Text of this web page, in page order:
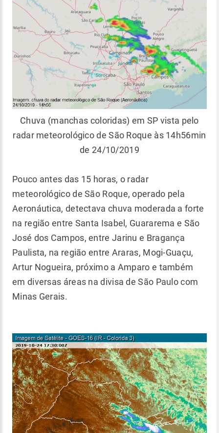
Chuva (manchas coloridas) em SP vista pelo
radar meteorológico de São Roque às 14h56min
de 24/10/2019
Pouco antes das 15 horas, o radar
meteorológico de São Roque, operado pela
Aeronáutica, detectava chuva moderada a forte
na região entre Santa Isabel, Guararema e São
José dos Campos, entre Jarinu e Bragança
Paulista, na região entre Araras, Mogi-Guaçu,
Artur Nogueira, próximo a Amparo e também
em diversas áreas na divisa de São Paulo com
Minas Gerais.